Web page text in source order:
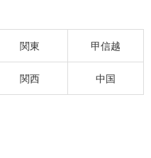
関東 甲信越
関西 中国